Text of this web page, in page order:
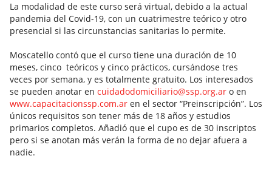
La modalidad de este curso será virtual, debido a la actual
pandemia del Covid-19, con un cuatrimestre teórico y otro
presencial si las circunstancias sanitarias lo permite.
Moscatello contó que el curso tiene una duración de 10
meses, cinco teóricos y cinco prácticos, cursándose tres
veces por semana, y es totalmente gratuito. Los interesados
se pueden anotar en cuidadodomiciliario@ssp.org.ar o en
www.capacitacionssp.com.ar en el sector “Preinscripción”. Los
únicos requisitos son tener más de 18 años y estudios
primarios completos. Añadió que el cupo es de 30 inscriptos
pero si se anotan más verán la forma de no dejar afuera a
nadie.